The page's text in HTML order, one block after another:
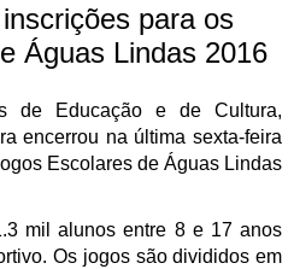
para os
Águas Lindas 2016
de Educação e de Cultura,
encerrou na última sexta-feira
Escolares de Águas Lindas
mil alunos entre 8 e 17 anos
Os jogos são divididos em